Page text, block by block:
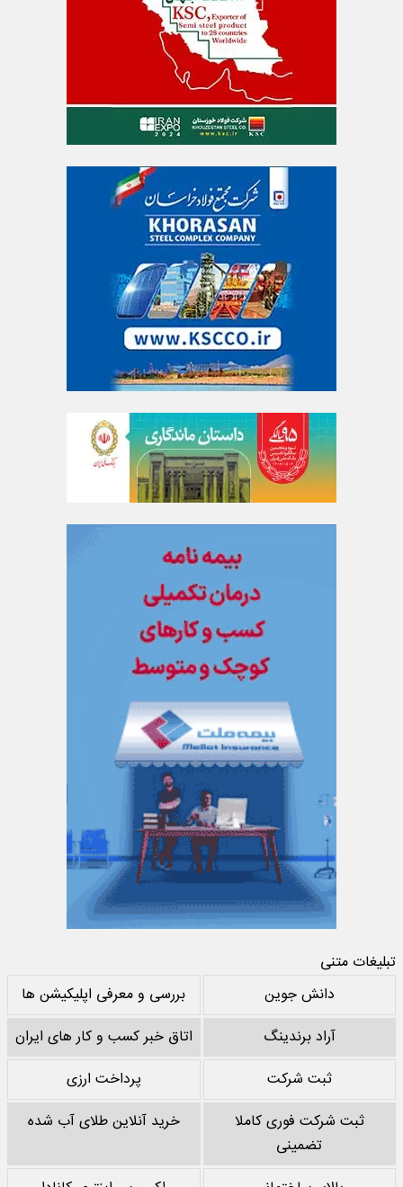
تبلیغات متنی
دانش جوین
بررسی و معرفی اپلیکیشن ها
آراد برندینگ
اتاق خبر کسب و کار های ایران
ثبت شرکت
پرداخت ارزی
ثبت شرکت فوری کاملا
تضمینی
خرید آنلاین طلای آب شده